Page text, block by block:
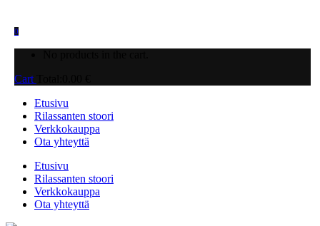
0
Cart
Etusivu
Rilassanten stoori
Verkkokauppa
Ota yhteyttä
Etusivu
Rilassanten stoori
Verkkokauppa
Ota yhteyttä